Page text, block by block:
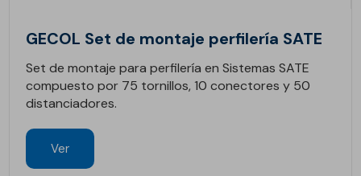
GECOL Set de montaje perfilería SATE
Set de montaje para perfilería en Sistemas SATE
compuesto por 75 tornillos, 10 conectores y 50
distanciadores.
Ver